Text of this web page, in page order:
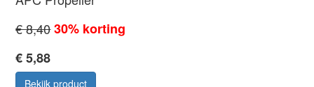
€ 8,4030% korting
€ 5,88
Bekijk product